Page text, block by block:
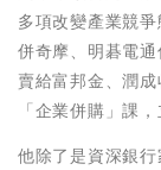
多項改變產業競
併奇摩、明碁電
賣給富邦金、潤
「企業併購」課
他除了是資深銀